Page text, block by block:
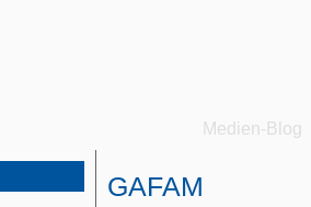
Medien-Blog
GAFAM